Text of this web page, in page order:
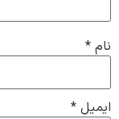
نام *
ایمیل *